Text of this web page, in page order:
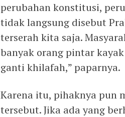
perubahan konstitusi,
tidak langsung disebut
terserah kita saja.
banyak orang pintar
ganti khilafah,” paparnya.
Karena itu, pihaknya pun
tersebut. Jika ada yang